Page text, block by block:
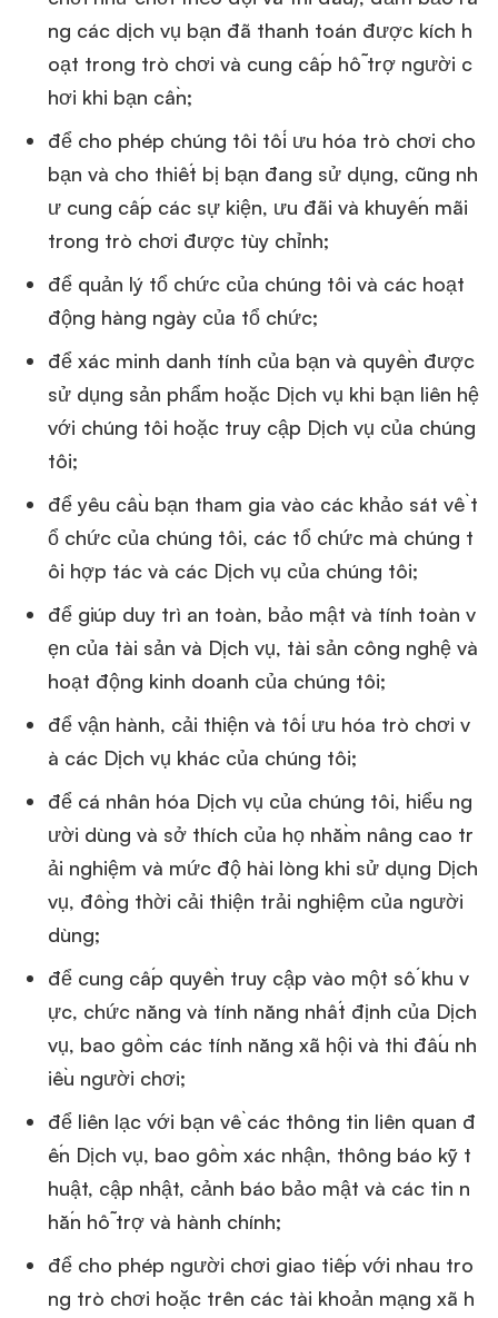
ng các dịch vụ bạn đã thanh toán được kích h
oạt trong trò chơi và cung cấp hỗ trợ người c
hơi khi bạn cần;
để cho phép chúng tôi tối ưu hóa trò chơi cho
bạn và cho thiết bị bạn đang sử dụng, cũng nh
ư cung cấp các sự kiện, ưu đãi và khuyến mãi
trong trò chơi được tùy chỉnh;
để quản lý tổ chức của chúng tôi và các hoạt
động hàng ngày của tổ chức;
để xác minh danh tính của bạn và quyền được
sử dụng sản phẩm hoặc Dịch vụ khi bạn liên hệ
với chúng tôi hoặc truy cập Dịch vụ của chúng
tôi;
để yêu cầu bạn tham gia vào các khảo sát về t
ổ chức của chúng tôi, các tổ chức mà chúng t
ôi hợp tác và các Dịch vụ của chúng tôi;
để giúp duy trì an toàn, bảo mật và tính toàn v
ẹn của tài sản và Dịch vụ, tài sản công nghệ và
hoạt động kinh doanh của chúng tôi;
để vận hành, cải thiện và tối ưu hóa trò chơi v
à các Dịch vụ khác của chúng tôi;
để cá nhân hóa Dịch vụ của chúng tôi, hiểu ng
ười dùng và sở thích của họ nhằm nâng cao tr
ải nghiệm và mức độ hài lòng khi sử dụng Dịch
vụ, đồng thời cải thiện trải nghiệm của người
dùng;
để cung cấp quyền truy cập vào một số khu v
ực, chức năng và tính năng nhất định của Dịch
vụ, bao gồm các tính năng xã hội và thi đấu nh
iều người chơi;
để liên lạc với bạn về các thông tin liên quan đ
ến Dịch vụ, bao gồm xác nhận, thông báo kỹ t
huật, cập nhật, cảnh báo bảo mật và các tin n
hắn hỗ trợ và hành chính;
để cho phép người chơi giao tiếp với nhau tro
ng trò chơi hoặc trên các tài khoản mạng xã h